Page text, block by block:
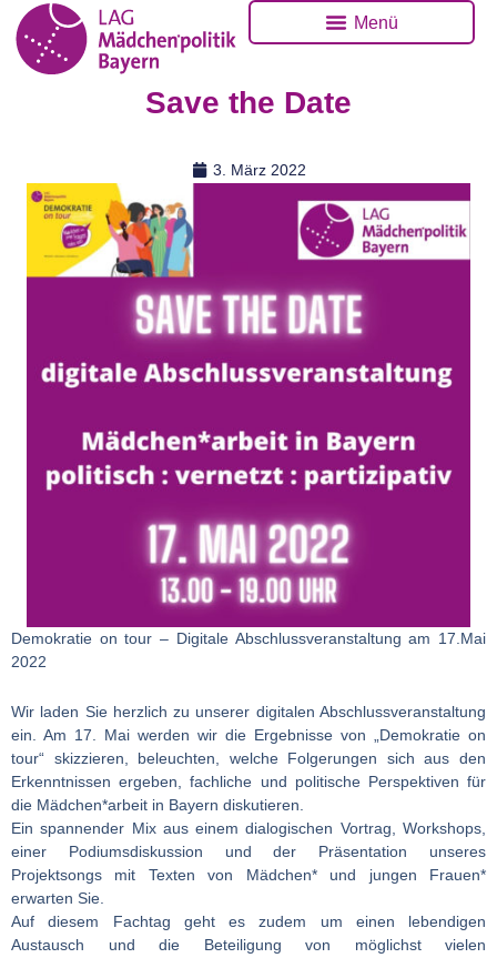
Menü
Save the Date
3. März 2022
Demokratie on tour – Digitale Abschlussveranstaltung am 17.Mai
2022
Wir laden Sie herzlich zu unserer digitalen Abschlussveranstaltung
ein. Am 17. Mai werden wir die Ergebnisse von „Demokratie on
tour“ skizzieren, beleuchten, welche Folgerungen sich aus den
Erkenntnissen ergeben, fachliche und politische Perspektiven für
die Mädchen*arbeit in Bayern diskutieren.
Ein spannender Mix aus einem dialogischen Vortrag, Workshops,
einer Podiumsdiskussion und der Präsentation unseres
Projektsongs mit Texten von Mädchen* und jungen Frauen*
erwarten Sie.
Auf diesem Fachtag geht es zudem um einen lebendigen
Austausch und die Beteiligung von möglichst vielen